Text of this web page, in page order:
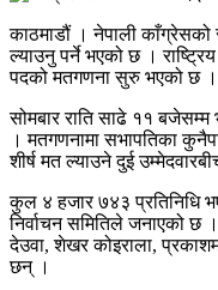
काठमाडौं । नेपाली काँग्रेसको
ल्याउनु पर्ने भएको छ ।
पदको मतगणना सुरु भएको छ ।
सोमबार राति साढे ११
। मतगणनामा सभापतिका
शीर्ष मत ल्याउने दुई
कुल ४ हजार ७४३ प्रतिनिधि
निर्वाचन समितिले जनाएको छ
देउवा, शेखर कोइराला,
छन् ।